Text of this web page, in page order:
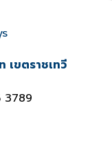
ขตราชเทวี
3789